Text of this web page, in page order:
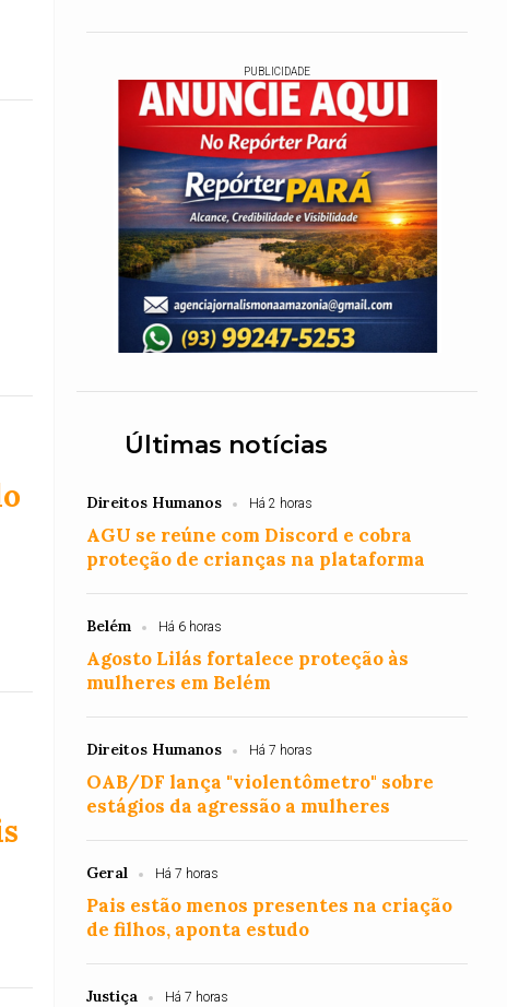
PUBLICIDADE
Últimas notícias
Direitos Humanos Há 2 horas
AGU se reúne com Discord e cobra
proteção de crianças na plataforma
Belém Há 6 horas
Agosto Lilás fortalece proteção às
mulheres em Belém
Direitos Humanos Há 7 horas
OAB/DF lança "violentômetro" sobre
estágios da agressão a mulheres
Geral Há 7 horas
Pais estão menos presentes na criação
de filhos, aponta estudo
Justiça Há 7 horas